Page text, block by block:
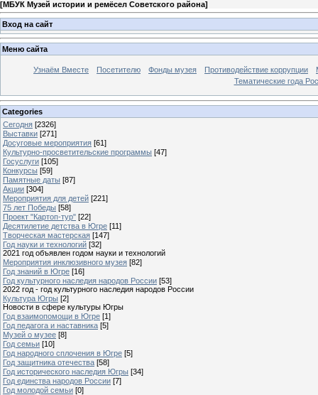
[МБУК Музей истории и ремёсел Советского района]
Вход на сайт
Меню сайта
Узнаём Вместе Посетителю Фонды музея Противодействие коррупции
Тематические года
Categories
Сегодня [2326]
Выставки [271]
Досуговые мероприятия [61]
Культурно-просветительские программы [47]
Госуслуги [105]
Конкурсы [59]
Памятные даты [87]
Акции [304]
Мероприятия для детей [221]
75 лет Победы [58]
Проект "Картоп-тур" [22]
Десятилетие детства в Югре [11]
Творческая мастерская [147]
Год науки и технологий [32]
2021 год объявлен годом науки и технологий
Мероприятия инклюзивного музея [82]
Год знаний в Югре [16]
Год культурного наследия народов России [53]
2022 год - год культурного наследия народов России
Культура Югры [2]
Новости в сфере культуры Югры
Год взаимопомощи в Югре [1]
Год педагога и наставника [5]
Музей о музее [8]
Год семьи [10]
Год народного сплочения в Югре [5]
Год защитника отечества [58]
Год исторического наследия Югры [34]
Год единства народов России [7]
Год молодой семьи [0]